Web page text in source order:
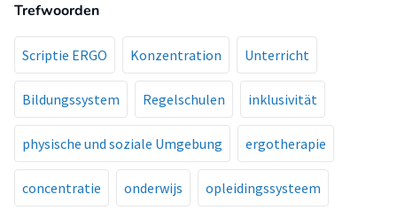
Trefwoorden
Scriptie ERGO Konzentration Unterricht
Bildungssystem Regelschulen inklusivität
physische und soziale Umgebung ergotherapie
concentratie onderwijs opleidingssysteem